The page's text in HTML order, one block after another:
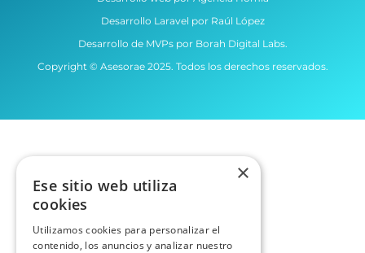
Desarrollo Laravel por Raúl López
Desarrollo de MVPs por Borah Digital Labs.
Copyright © Asesorae 2025. Todos los derechos reservados.
×
Ese sitio web utiliza
cookies
Utilizamos cookies para personalizar el
contenido, los anuncios y analizar nuestro